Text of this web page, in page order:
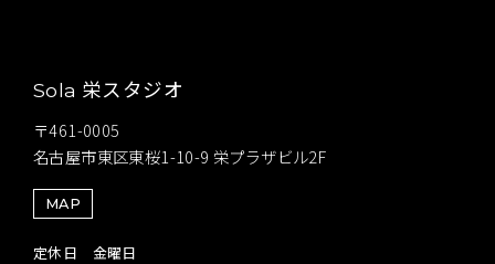
Sola 栄スタジオ
〒461-0005
名古屋市東区東桜1-10-9 栄プラザビル2F
MAP
定休日 金曜日